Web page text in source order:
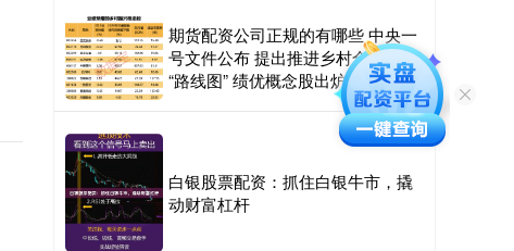
期货配资公司正规的有哪些 中央一
号文件公布 提出推进乡村全面振兴
“路线图” 绩优概念股出炉
白银股票配资：抓住白银牛市，撬
动财富杠杆